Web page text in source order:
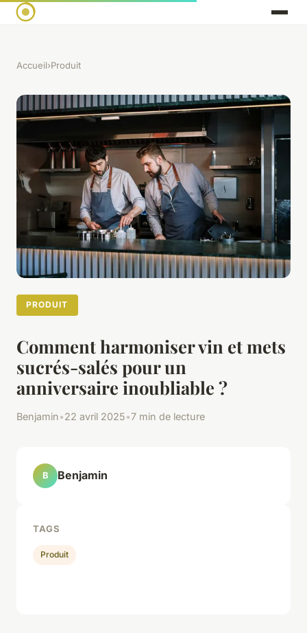
Accueil›Produit
PRODUIT
Comment harmoniser vin et mets
sucrés-salés pour un
anniversaire inoubliable ?
Benjamin•22 avril 2025•7 min de lecture
B Benjamin
TAGS
Produit